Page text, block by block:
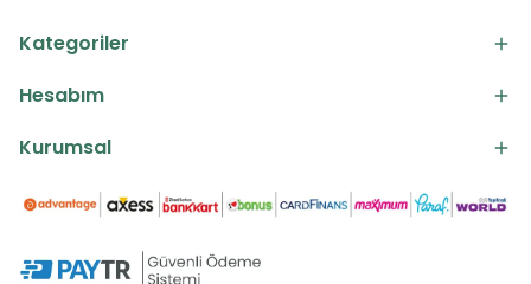
Kategoriler
Hesabım
Kurumsal